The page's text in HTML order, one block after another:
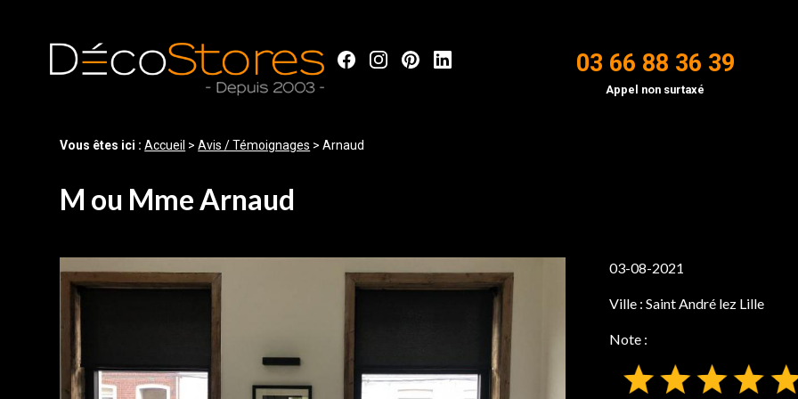
03 66 88 36 39
Appel non surtaxé
Vous êtes ici :Accueil >Avis / Témoignages >Arnaud
M ou Mme Arnaud
03-08-2021
Ville : Saint André lez Lille
Note :